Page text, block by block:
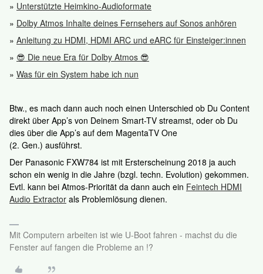
» Unterstützte Heimkino-Audioformate
» Dolby Atmos Inhalte deines Fernsehers auf Sonos anhören
» Anleitung zu HDMI, HDMI ARC und eARC für Einsteiger:innen
» 😎 Die neue Era für Dolby Atmos 😎
» Was für ein System habe ich nun
Btw., es mach dann auch noch einen Unterschied ob Du Content
direkt über App’s von Deinem Smart-TV streamst, oder ob Du
dies über die App’s auf dem MagentaTV One
(2. Gen.) ausführst.
Der Panasonic FXW784 ist mit Ersterscheinung 2018 ja auch
schon ein wenig in die Jahre (bzgl. techn. Evolution) gekommen.
Evtl. kann bei Atmos-Priorität da dann auch ein Feintech HDMI
Audio Extractor als Problemlösung dienen.
Mit Computern arbeiten ist wie U-Boot fahren - machst du die
Fenster auf fangen die Probleme an !?